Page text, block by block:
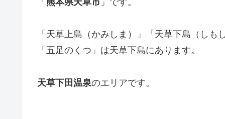
「天草上島（かみしま）」「天草下島（しも
「五足のくつ」は天草下島にあります。
天草下田温泉のエリアです。